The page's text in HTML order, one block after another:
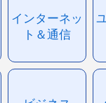
インターネッ
ト＆通信